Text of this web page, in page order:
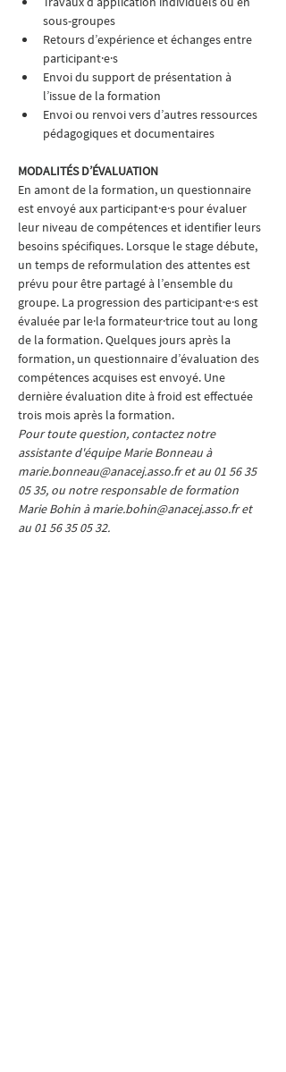
sous-groupes
Retours d’expérience et échanges entre
participant·e·s
Envoi du support de présentation à
l’issue de la formation
Envoi ou renvoi vers d’autres ressources
pédagogiques et documentaires
MODALITÉS D’ÉVALUATION
En amont de la formation, un questionnaire
est envoyé aux participant·e·s pour évaluer
leur niveau de compétences et identifier leurs
besoins spécifiques. Lorsque le stage débute,
un temps de reformulation des attentes est
prévu pour être partagé à l’ensemble du
groupe. La progression des participant·e·s est
évaluée par le·la formateur·trice tout au long
de la formation. Quelques jours après la
formation, un questionnaire d’évaluation des
compétences acquises est envoyé. Une
dernière évaluation dite à froid est effectuée
trois mois après la formation.
Pour toute question, contactez notre
assistante d'équipe Marie Bonneau à
marie.bonneau@anacej.asso.fr et au 01 56 35
05 35, ou notre responsable de formation
Marie Bohin à marie.bohin@anacej.asso.fr et
au 01 56 35 05 32.